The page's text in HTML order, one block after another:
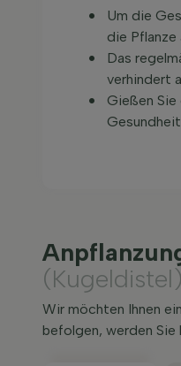
Um die
die Pflanze
Das
verhindert
Gießen Sie
(Kugeldistel)
Wir möchten Ihnen
befolgen, werden Sie